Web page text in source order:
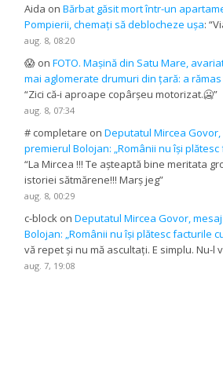
Aida onBărbat găsit mort într-un
Pompierii, chemați să deblocheze ușa: “
aug. 8, 08:20
😱 onFOTO. Mașină din Satu Mare,
mai aglomerate drumuri din țară: a
“Zici că-i aproape copârșeu motorizat.🥶”
aug. 8, 07:34
# completare onDeputatul Mircea
premierul Bolojan: „Românii nu își
“La Mircea !!! Te așteaptă bine meritata
istoriei sătmărene!!! Marș jeg”
aug. 8, 00:29
c-block onDeputatul Mircea Govor,
Bolojan: „Românii nu își plătesc facturile
vă repet și nu mă ascultați. E simplu. Nu-l
aug. 7, 19:08